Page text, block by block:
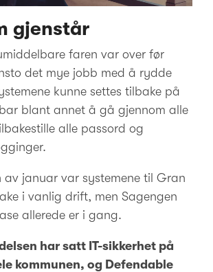
gjenstår
faren var over før
det mye jobb med å rydde
kunne settes tilbake på
blant annet å gå gjennom alle
alle passord og
av januar var systemene til Gran
i vanlig drift, men Sagengen
allerede er i gang.
har satt IT-sikkerhet på
kommunen, og Defendable